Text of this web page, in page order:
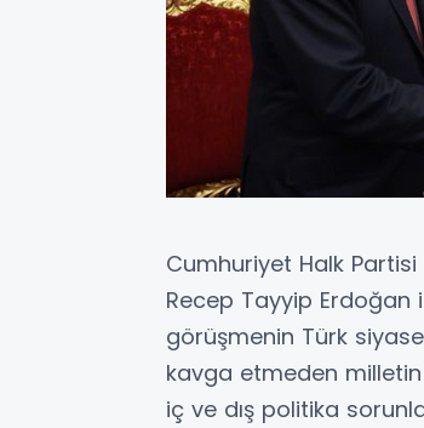
Cumhuriyet Halk Partisi
Recep Tayyip
görüşmenin Türk
kavga etmeden milletin
iç ve dış politika